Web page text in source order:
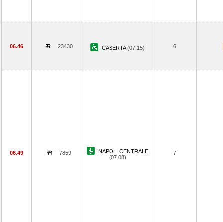
06.46 23430 CASERTA(07.15) 6
06.49 7859
NAPOLI CENTRALE
(07.08)
7